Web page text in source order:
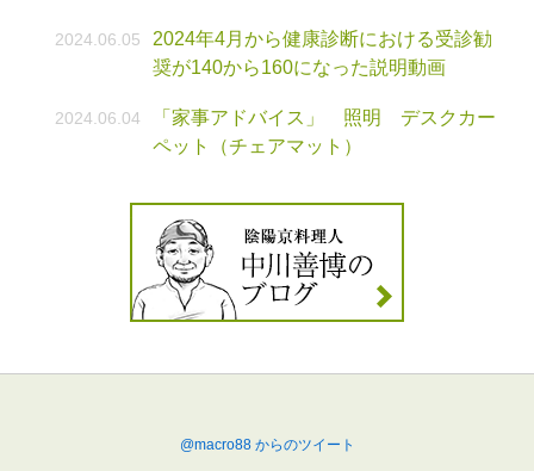
2024.06.05
2024年4月から健康診断における受診勧
奨が140から160になった説明動画
2024.06.04
「家事アドバイス」 照明 デスクカー
ペット（チェアマット）
@macro88 からのツイート